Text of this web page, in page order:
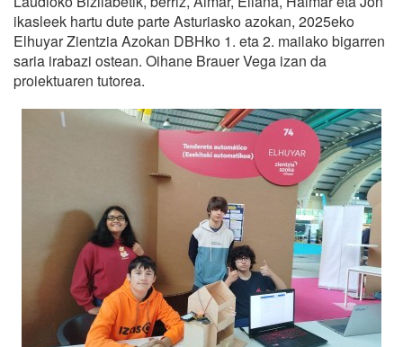
ikasleek hartu dute parte Asturiasko azokan, 2025eko
Elhuyar Zientzia Azokan DBHko 1. eta 2. mailako bigarren
saria irabazi ostean. Oihane Brauer Vega izan da
proiektuaren tutorea.